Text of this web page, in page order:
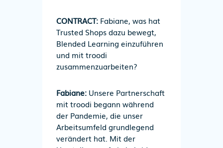
CONTRACT:Fabiane, was hat
Trusted Shops dazu bewegt,
Blended Learning einzuführen
und mit troodi
zusammenzuarbeiten?
Fabiane: Unsere Partnerschaft
mit troodi begann während
der Pandemie, die unser
Arbeitsumfeld grundlegend
verändert hat. Mit der